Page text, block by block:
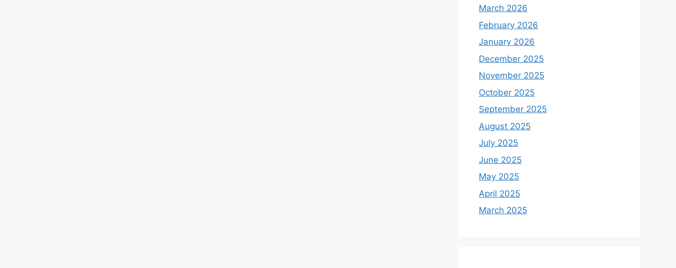
March 2026
February 2026
January 2026
December 2025
November 2025
October 2025
September 2025
August 2025
July 2025
June 2025
May 2025
April 2025
March 2025